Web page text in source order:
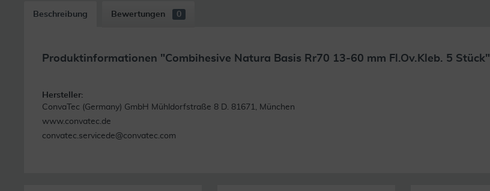
Beschreibung Bewertungen 0
Produktinformationen "Combihesive Natura Basis Rr70 13-60 mm Fl.Ov.Kleb. 5 Stück"
Weiterlesen
Hersteller:
ConvaTec (Germany) GmbH Mühldorfstraße 8 D. 81671, München
www.convatec.de
convatec.servicede@convatec.com